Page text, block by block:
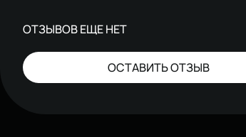
ОТЗЫВОВ ЕЩЕ НЕТ
ОСТАВИТЬ ОТЗЫВ